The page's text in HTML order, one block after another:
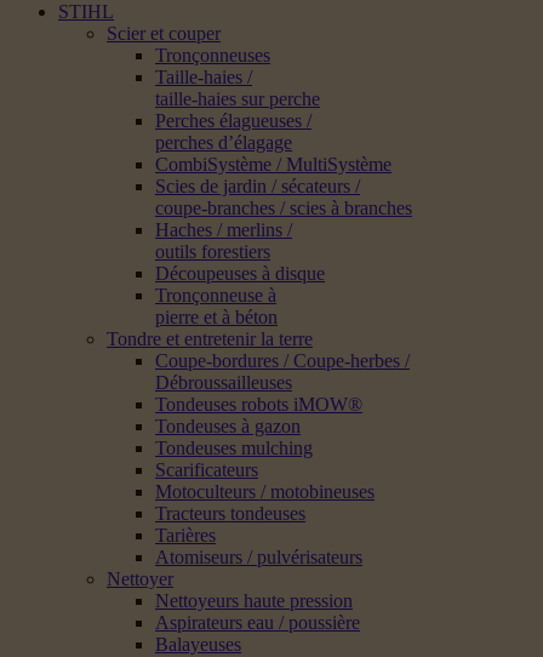
STIHL
Scier et couper
Tronçonneuses
Taille-haies /
taille-haies sur perche
Perches élagueuses /
perches d’élagage
CombiSystème / MultiSystème
Scies de jardin / sécateurs /
coupe-branches / scies à branches
Haches / merlins /
outils forestiers
Découpeuses à disque
Tronçonneuse à
pierre et à béton
Tondre et entretenir la terre
Coupe-bordures / Coupe-herbes /
Débroussailleuses
Tondeuses robots iMOW®
Tondeuses à gazon
Tondeuses mulching
Scarificateurs
Motoculteurs / motobineuses
Tracteurs tondeuses
Tarières
Atomiseurs / pulvérisateurs
Nettoyer
Nettoyeurs haute pression
Aspirateurs eau / poussière
Balayeuses